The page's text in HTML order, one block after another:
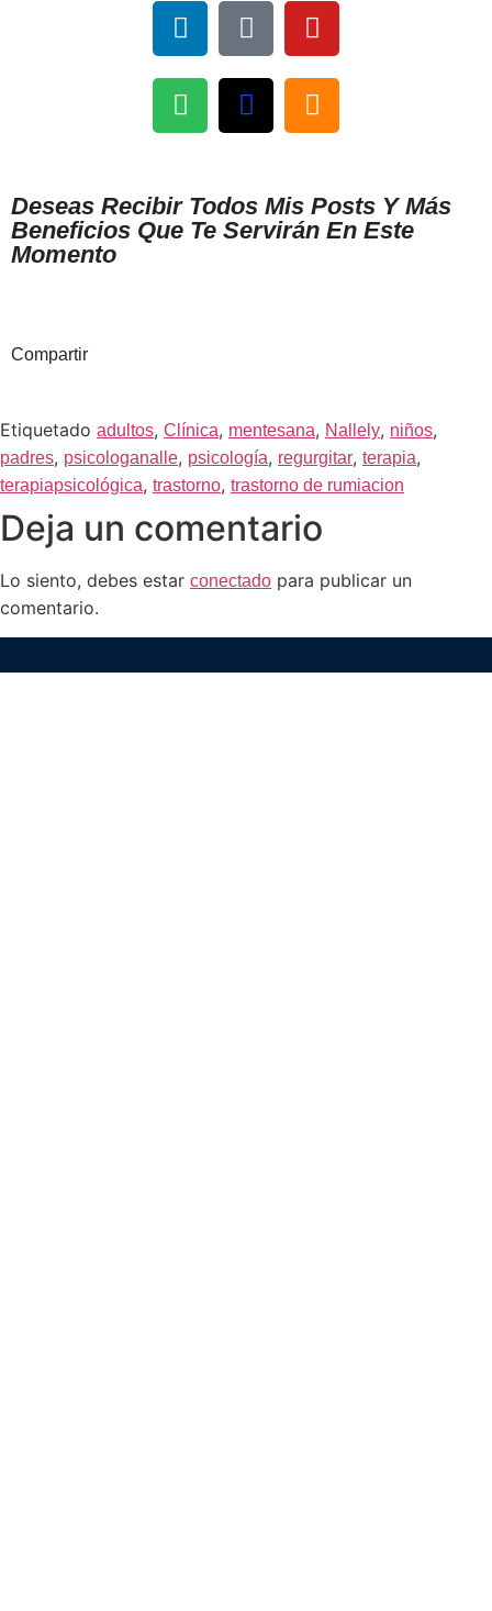
Deseas Recibir Todos Mis Posts Y Más
Beneficios Que Te Servirán En Este
Momento
Compartir
Etiquetado adultos, Clínica, mentesana, Nallely, niños,
padres, psicologanalle, psicología, regurgitar, terapia,
terapiapsicológica, trastorno, trastorno de rumiacion
Deja un comentario
Lo siento, debes estar conectado para publicar un
comentario.